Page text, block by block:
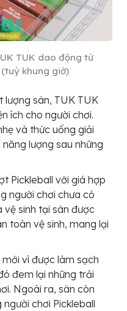
TUK dao động từ
(tuỳ khung giờ)
lượng sân, TUK TUK
ích cho người chơi.
và thức uống giải
lượng sau những
Pickleball với giá hợp
người chơi chưa có
vệ sinh tại sân được
toàn vệ sinh, mang lại
vì được làm sạch
đem lại những trải
Ngoài ra, sân còn
chơi Pickleball